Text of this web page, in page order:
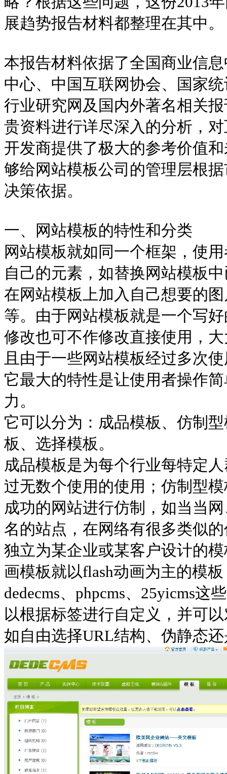
展趋势报告材料都整理在其中。
本报告材料依据了全国商业信
中心、中国互联网协会、国家
行业研究网及国内外著名相关
贵资料进行详尽深入的分析，
开发商提供了极大的参考价值
够给网站模板公司的管理层根
决策依据。
一、网站模板的特性和分类
网站模板就如同一个框架，使
自己的元素，如替换网站模板
在网站模板上加入自己想要的
等。由于网站模板就是一个写
修改也可不作修改直接使用，
且由于一些网站模板经过多次
它最大的特性是让使用者操作
力。
它可以分为：成品模板、仿制
板、选择模板。
成品模板是为每个行业每特定
过无数个使用的使用；仿制型
成功的网站进行仿制，如当当
名的站点，在网络有很多类似
独立为某企业或某客户设计的
画模板就以flash动画为主的模
dedecms、phpcms、25yicms这
以根据标签进行自定义，并可
如自由选择URL结构、伪静态